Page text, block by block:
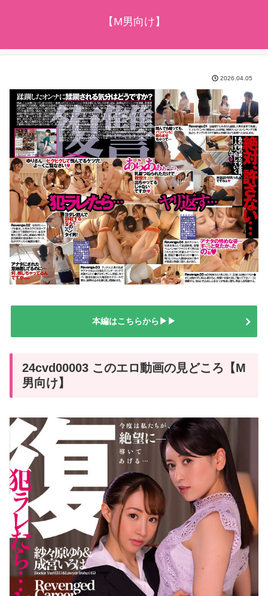
【M男向け】
2026.04.05
本編はこちらから▶▶
24cvd00003 このエロ動画の見どころ【M
男向け】